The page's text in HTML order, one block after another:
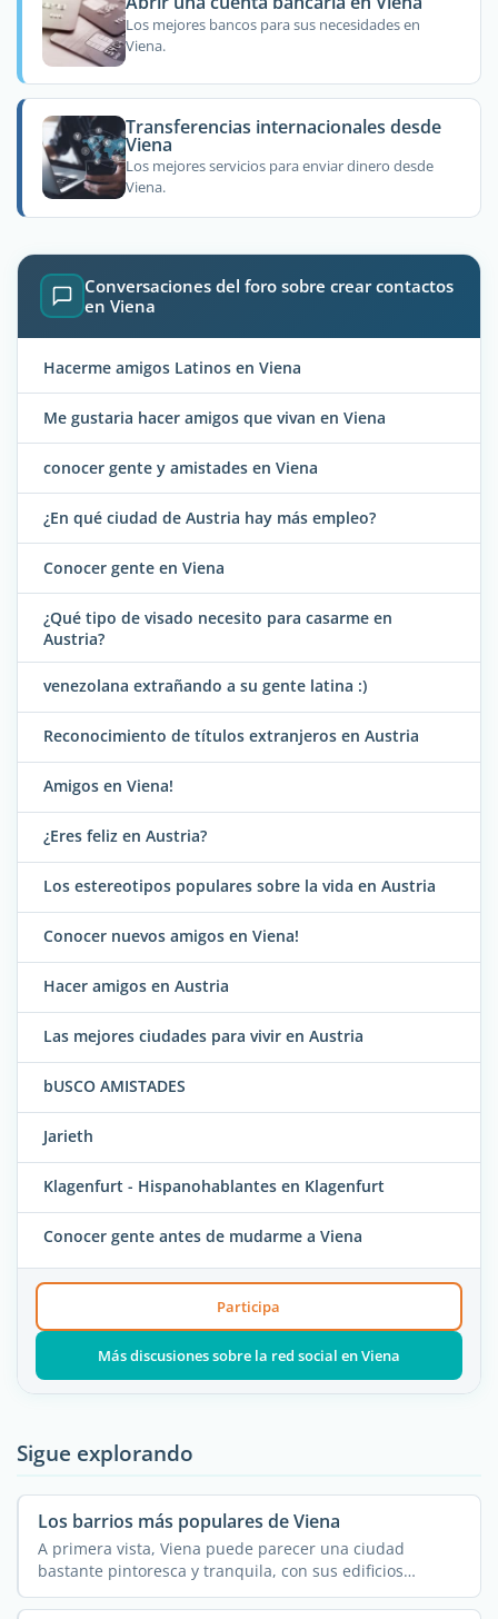
Los mejores bancos para sus necesidades en
Viena.
Transferencias internacionales desde
Viena
Los mejores servicios para enviar dinero desde
Viena.
Conversaciones del foro sobre crear contactos
en Viena
Hacerme amigos Latinos en Viena
Me gustaria hacer amigos que vivan en Viena
conocer gente y amistades en Viena
¿En qué ciudad de Austria hay más empleo?
Conocer gente en Viena
¿Qué tipo de visado necesito para casarme en
Austria?
venezolana extrañando a su gente latina :)
Reconocimiento de títulos extranjeros en Austria
Amigos en Viena!
¿Eres feliz en Austria?
Los estereotipos populares sobre la vida en Austria
Conocer nuevos amigos en Viena!
Hacer amigos en Austria
Las mejores ciudades para vivir en Austria
bUSCO AMISTADES
Jarieth
Klagenfurt - Hispanohablantes en Klagenfurt
Conocer gente antes de mudarme a Viena
Participa
Más discusiones sobre la red social en Viena
Sigue explorando
Los barrios más populares de Viena
A primera vista, Viena puede parecer una ciudad
bastante pintoresca y tranquila, con sus edificios
historicos ...